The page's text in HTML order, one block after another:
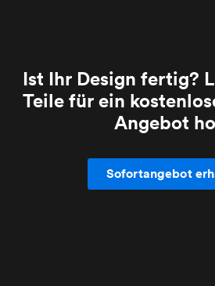
Ist Ihr Design fertig?
Teile für ein
Angebot
Sofortangebot